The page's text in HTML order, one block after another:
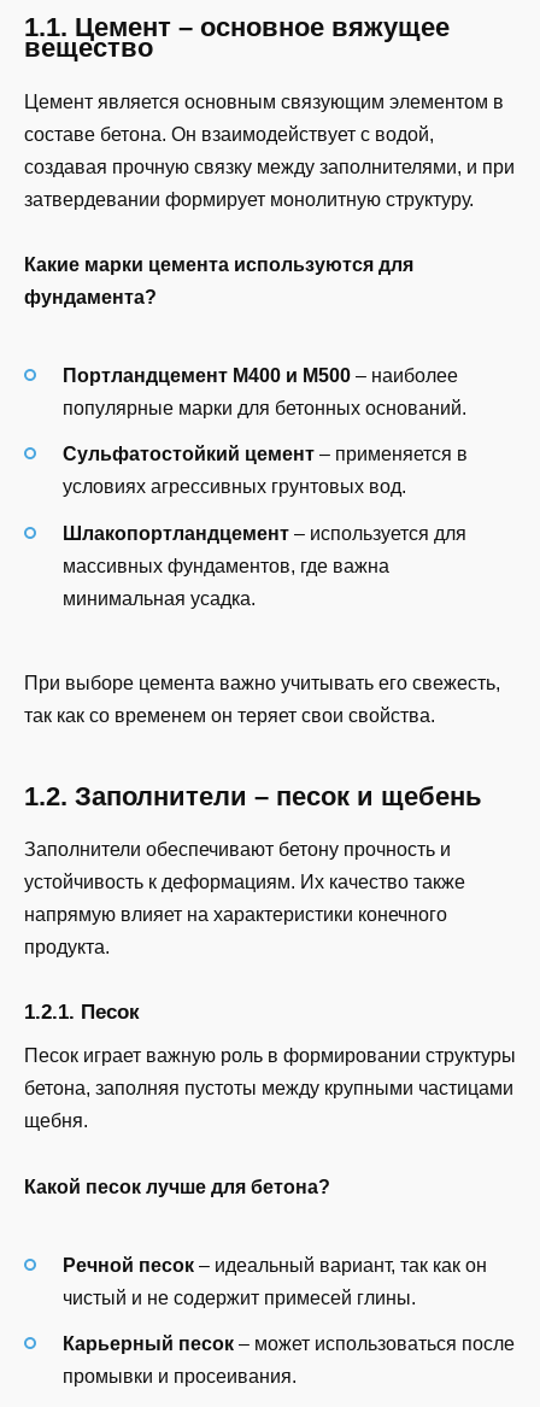
1.1. Цемент – основное вяжущее
вещество
Цемент является основным связующим элементом в
составе бетона. Он взаимодействует с водой,
создавая прочную связку между заполнителями, и при
затвердевании формирует монолитную структуру.
Какие марки цемента используются для
фундамента?
Портландцемент М400 и М500 – наиболее
популярные марки для бетонных оснований.
Сульфатостойкий цемент – применяется в
условиях агрессивных грунтовых вод.
Шлакопортландцемент – используется для
массивных фундаментов, где важна
минимальная усадка.
При выборе цемента важно учитывать его свежесть,
так как со временем он теряет свои свойства.
1.2. Заполнители – песок и щебень
Заполнители обеспечивают бетону прочность и
устойчивость к деформациям. Их качество также
напрямую влияет на характеристики конечного
продукта.
1.2.1. Песок
Песок играет важную роль в формировании структуры
бетона, заполняя пустоты между крупными частицами
щебня.
Какой песок лучше для бетона?
Речной песок – идеальный вариант, так как он
чистый и не содержит примесей глины.
Карьерный песок – может использоваться после
промывки и просеивания.